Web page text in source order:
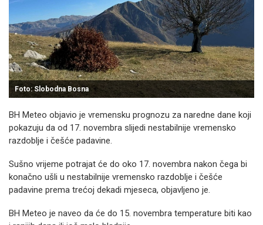
Foto: Slobodna Bosna
BH Meteo objavio je vremensku prognozu za naredne dane koji
pokazuju da od 17. novembra slijedi nestabilnije vremensko
razdoblje i češće padavine.
Sušno vrijeme potrajat će do oko 17. novembra nakon čega bi
konačno ušli u nestabilnije vremensko razdoblje i češće
padavine prema trećoj dekadi mjeseca, objavljeno je.
BH Meteo je naveo da će do 15. novembra temperature biti kao